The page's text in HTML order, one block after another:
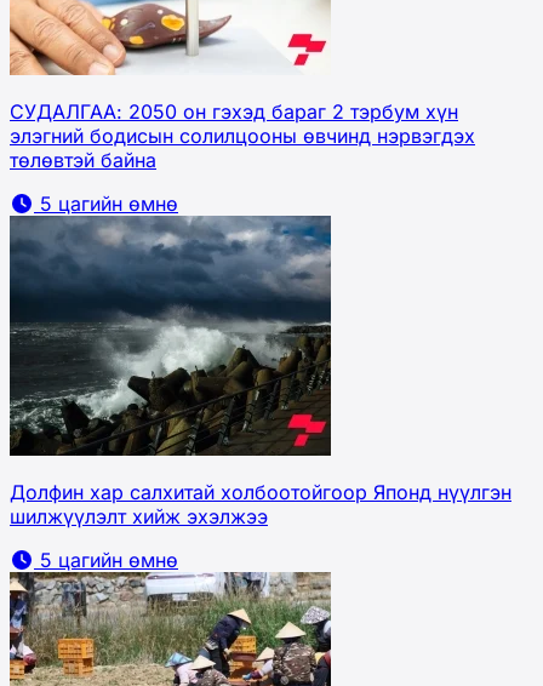
СУДАЛГАА: 2050 он гэхэд бараг 2 тэрбум хүн
элэгний бодисын солилцооны өвчинд нэрвэгдэх
төлөвтэй байна
5 цагийн өмнө
Долфин хар салхитай холбоотойгоор Японд нүүлгэн
шилжүүлэлт хийж эхэлжээ
5 цагийн өмнө